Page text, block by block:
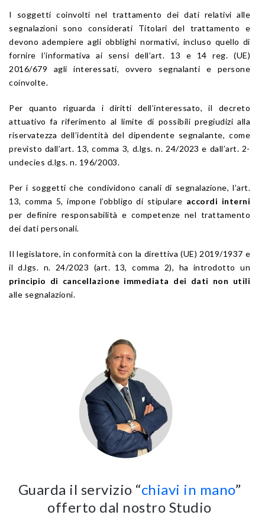
I soggetti coinvolti nel trattamento dei dati relativi alle
segnalazioni sono considerati Titolari del trattamento e
devono adempiere agli obblighi normativi, incluso quello di
fornire l’informativa ai sensi dell’art. 13 e 14 reg. (UE)
2016/679 agli interessati, ovvero segnalanti e persone
coinvolte.
Per quanto riguarda i diritti dell’interessato, il decreto
attuativo fa riferimento al limite di possibili pregiudizi alla
riservatezza dell’identità del dipendente segnalante, come
previsto dall’art. 13, comma 3, d.lgs. n. 24/2023 e dall’art. 2-
undecies d.lgs. n. 196/2003.
Per i soggetti che condividono canali di segnalazione, l’art.
13, comma 5, impone l’obbligo di stipulare accordi interni
per definire responsabilità e competenze nel trattamento
dei dati personali.
Il legislatore, in conformità con la direttiva (UE) 2019/1937 e
il d.lgs. n. 24/2023 (art. 13, comma 2), ha introdotto un
principio di cancellazione immediata dei dati non utili
alle segnalazioni.
Guarda il servizio “chiavi in mano”
offerto dal nostro Studio